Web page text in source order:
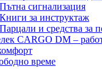
Пътна сигнализация
Книги за инструктаж
Парцали и средства за
време